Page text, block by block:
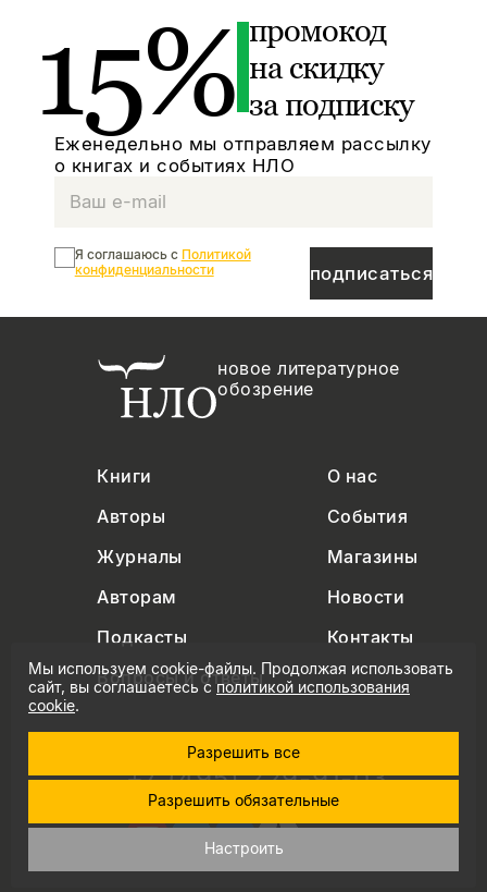
15% промокод
на скидку
за подписку
Еженедельно мы отправляем рассылку
о книгах и событиях НЛО
подписаться
Я соглашаюсь с Политикой
конфиденциальности
новое литературное
обозрение
Книги
О нас
Авторы
События
Журналы
Магазины
Авторам
Новости
Подкасты
Контакты
Вопросы и ответы
+7 (495) 229-91-03
info@nlobooks.ru
Мы используем cookie-файлы. Продолжая использовать
сайт, вы соглашаетесь сполитикой использования
cookie.
Разрешить все
Разрешить обязательные
Настроить